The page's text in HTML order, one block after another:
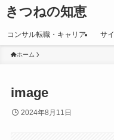
きつねの知恵
コンサル転職・キャリア サ
ホーム
image
2024年8月11日